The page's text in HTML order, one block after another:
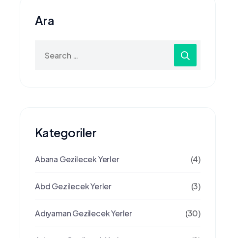
Ara
for:
Kategoriler
Abana Gezilecek Yerler (4)
Abd Gezilecek Yerler (3)
Adıyaman Gezilecek Yerler (30)